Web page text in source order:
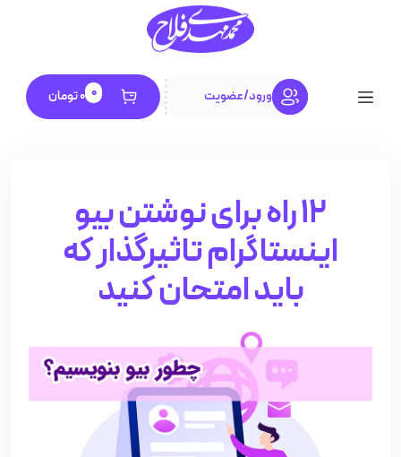
ورود/عضویت 0
0تومان
12 راه برای نوشتن بیو
اینستاگرام تاثیرگذار که
باید امتحان کنید